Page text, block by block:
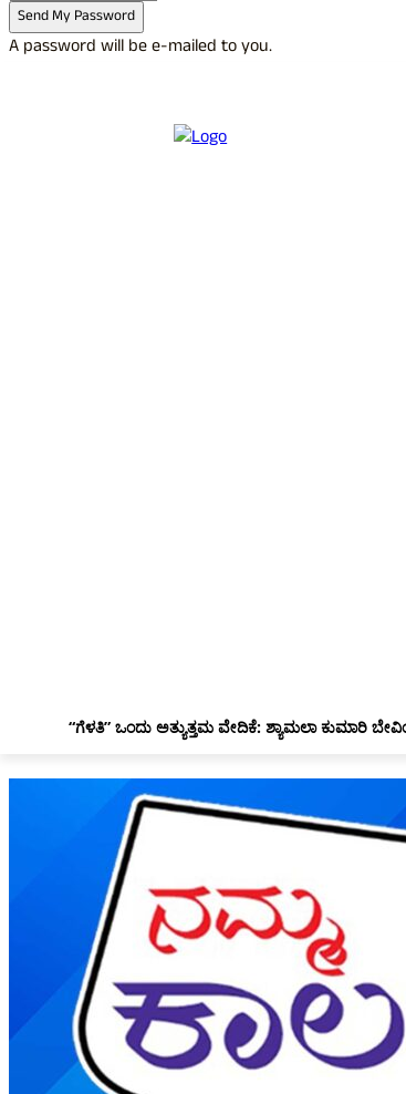
A password will be e-mailed to you.
“ಗೆಳತಿ” ಒಂದು ಅತ್ಯುತ್ತಮ ವೇದಿಕೆ: ಶ್ಯಾಮಲಾ ಕುಮಾರಿ